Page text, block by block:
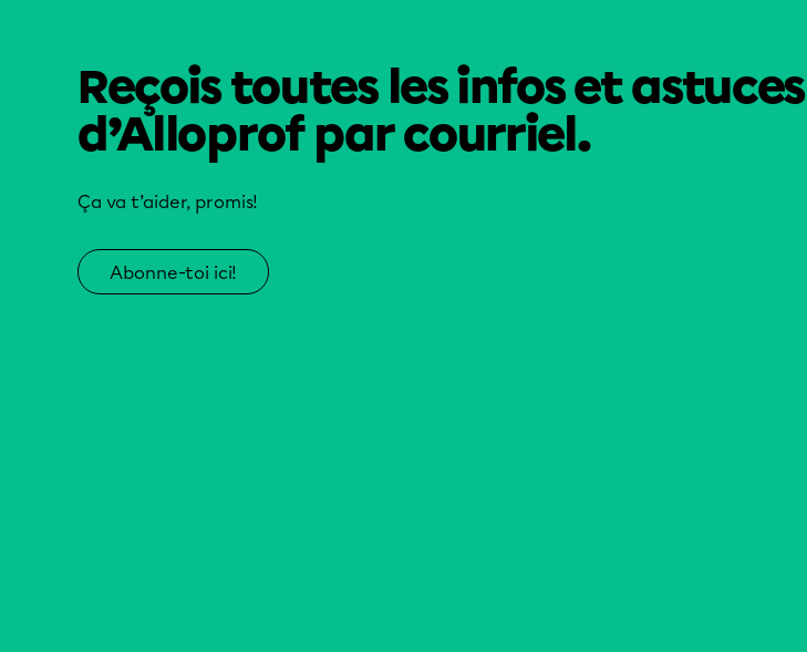
Reçois toutes les infos et astuces
d’Alloprof par courriel.
Ça va t’aider, promis!
Abonne-toi ici!